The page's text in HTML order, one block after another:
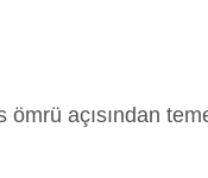
ömrü açısından